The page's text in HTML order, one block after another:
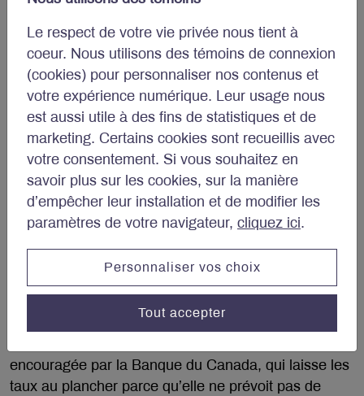
Le respect de votre vie privée nous tient à
coeur. Nous utilisons des témoins de connexion
(cookies) pour personnaliser nos contenus et
votre expérience numérique. Leur usage nous
est aussi utile à des fins de statistiques et de
marketing. Certains cookies sont recueillis avec
votre consentement. Si vous souhaitez en
savoir plus sur les cookies, sur la manière
d’empêcher leur installation et de modifier les
paramètres de votre navigateur, cliquez ici.
Personnaliser vos choix
Tout accepter
mesures qui, selon le gouvernement, permettront de
sortir le pays de la pandémie. Ces mesures auront
un impact économique, notamment sur la
croissance, la courbe des taux obligataires et les
pressions inflationnistes à long terme.
La croissance
Le message véhiculé par le gouvernement dans le
budget est qu’il faut vaincre la COVID-19 et relancer
l’économie par les mesures proposées. Il estime que
ce n’est pas le moment de penser aux déficits et à la
dette. On peut toutefois se demander si c’est la
bonne approche pour le pays.
ne pas profiter des faibles taux d’intérêt pour
encouragée par la Banque du Canada, qui laisse les
taux au plancher parce qu’elle ne prévoit pas de